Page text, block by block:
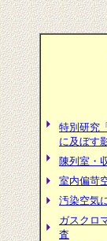
特別研究
に及ぼす
陳列室・
室内偏苛
汚染空気
ガスクロ
査